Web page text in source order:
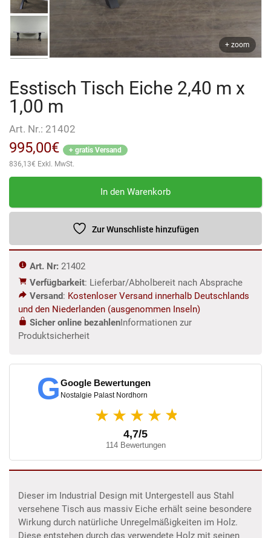
+ zoom
Esstisch Tisch Eiche 2,40 m x
1,00 m
Art. Nr.: 21402
995,00€
+ gratis Versand
836,13€ Exkl. MwSt.
Esstisch
Eiche
m
Menge
In den Warenkorb
Zur Wunschliste hinzufügen
Art. Nr: 21402
Verfügbarkeit: Lieferbar/Abholbereit nach Absprache
Versand: Kostenloser Versand innerhalb Deutschlands
und den Niederlanden (ausgenommen Inseln)
Sicher online bezahlenInformationen zur
Produktsicherheit
GGoogle Bewertungen
Nostalgie Palast Nordhorn
★★★★ ★
4,7/5
114 Bewertungen
Dieser im Industrial Design mit Untergestell aus Stahl
versehene Tisch aus massiv Eiche erhält seine besondere
Wirkung durch natürliche Unregelmäßigkeiten im Holz.
Diese entstehen durch das verwendete Holz mit seinen